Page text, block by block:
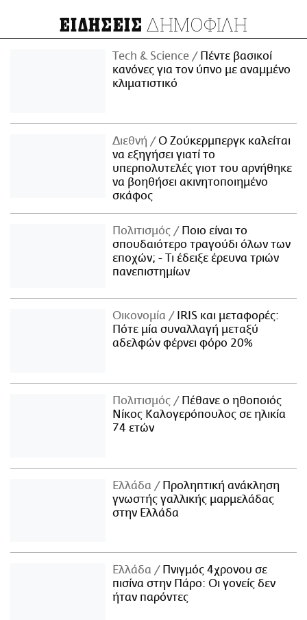
ΕΙΔΗΣΕΙΣ ΔΗΜΟΦΙΛΗ
Τech & Science
Πέντε βασικοί
κανόνες για τον ύπνο με αναμμένο
κλιματιστικό
Διεθνή
Ο Ζούκερμπεργκ καλείται
να εξηγήσει γιατί το
υπερπολυτελές γιοτ του αρνήθηκε
να βοηθήσει ακινητοποιημένο
σκάφος
Πολιτισμός
Ποιο είναι το
σπουδαιότερο τραγούδι όλων των
εποχών; - Τι έδειξε έρευνα τριών
πανεπιστημίων
Οικονομία
IRIS και μεταφορές:
Πότε μία συναλλαγή μεταξύ
αδελφών φέρνει φόρο 20%
Πολιτισμός
Πέθανε ο ηθοποιός
Νίκος Καλογερόπουλος σε ηλικία
74 ετών
Ελλάδα
Προληπτική ανάκληση
γνωστής γαλλικής μαρμελάδας
στην Ελλάδα
Ελλάδα
Πνιγμός 4χρονου σε
πισίνα στην Πάρο: Οι γονείς δεν
ήταν παρόντες